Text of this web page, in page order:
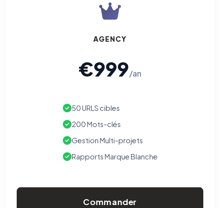
AGENCY
€999/an
50 URLS cibles
200 Mots-clés
Gestion Multi-projets
Rapports Marque Blanche
Commander